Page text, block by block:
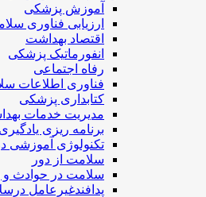
آموزش پزشکی
ارزیابی فناوری
اقتصاد بهداشت
انفورماتیک پزشکی
رفاه اجتماعی
فناوری اطلاعات
کتابداری پزشکی
مديريت خدمات
برنامه ریزی یادگیری
تکنولوژی آموزشی
سلامت از دور
سلامت در حوادث و
پدافندغیرعامل